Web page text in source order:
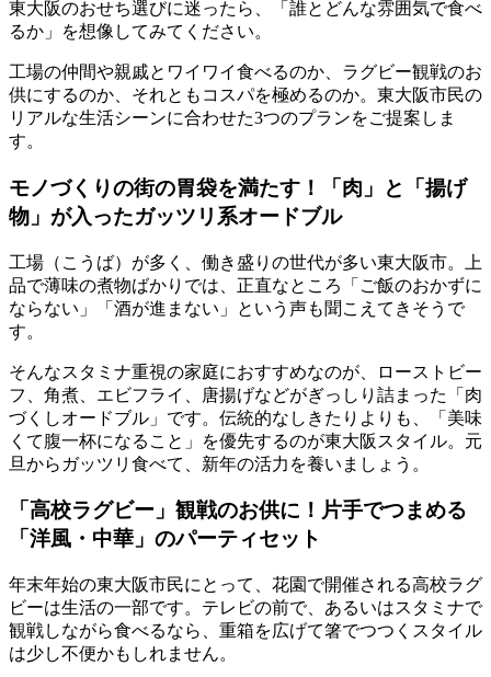
東大阪のおせち選びに迷ったら、「誰とどんな雰囲気で食べ
るか」を想像してみてください。
工場の仲間や親戚とワイワイ食べるのか、ラグビー観戦のお
供にするのか、それともコスパを極めるのか。 東大阪市民の
リアルな生活シーンに合わせた3つのプランをご提案しま
す。
モノづくりの街の胃袋を満たす！「肉」と「揚げ
物」が入ったガッツリ系オードブル
工場（こうば）が多く、働き盛りの世代が多い東大阪市。上
品で薄味の煮物ばかりでは、正直なところ「ご飯のおかずに
ならない」「酒が進まない」という声も聞こえてきそうで
す。
そんなスタミナ重視の家庭におすすめなのが、ローストビー
フ、角煮、エビフライ、唐揚げなどがぎっしり詰まった
「肉
づくしオードブル」 です。伝統的なしきたりよりも、「美味
くて腹一杯になること」を優先するのが東大阪スタイル。元
旦からガッツリ食べて、新年の活力を養いましょう。
「高校ラグビー」観戦のお供に！片手でつまめる
「洋風・中華」のパーティセット
年末年始の東大阪市民にとって、花園で開催される高校ラグ
ビーは生活の一部です。テレビの前で、あるいはスタミナで
観戦しながら食べるなら、重箱を広げて箸でつつくスタイル
は少し不便かもしれません。